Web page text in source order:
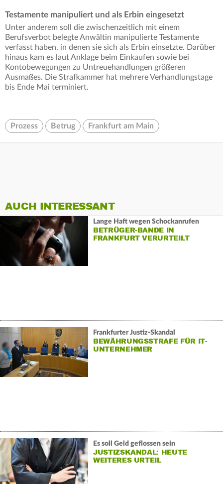
Testamente manipuliert und als Erbin eingesetzt
Unter anderem soll die zwischenzeitlich mit einem
Berufsverbot belegte Anwältin manipulierte Testamente
verfasst haben, in denen sie sich als Erbin einsetzte. Darüber
hinaus kam es laut Anklage beim Einkaufen sowie bei
Kontobewegungen zu Untreuehandlungen größeren
Ausmaßes. Die Strafkammer hat mehrere Verhandlungstage
bis Ende Mai terminiert.
Prozess Betrug Frankfurt am Main
AUCH INTERESSANT
Lange Haft wegen Schockanrufen
BETRÜGER-BANDE IN
FRANKFURT VERURTEILT
Frankfurter Justiz-Skandal
BEWÄHRUNGSSTRAFE FÜR IT-
UNTERNEHMER
Es soll Geld geflossen sein
JUSTIZSKANDAL: HEUTE
WEITERES URTEIL